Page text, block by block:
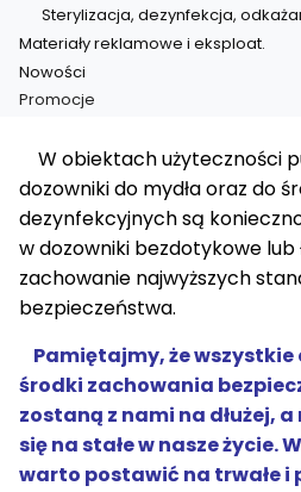
Sterylizacja, dezynfekcja,
Materiały reklamowe i eksploat.
Nowości
Promocje
W obiektach użyteczności
dozowniki do mydła oraz do
dezynfekcyjnych są
w dozowniki bezdotykowe lub
zachowanie najwyższych
bezpieczeństwa.
Pamiętajmy, że
środki zachowania
zostaną z nami na dłużej,
się na stałe w nasze życie.
warto postawić na trwałe i